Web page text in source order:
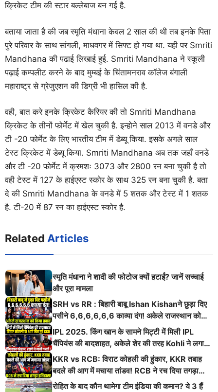
क्रिकेट टीम की स्टार बल्लेबाज बन गई है.
बताया जाता है की जब स्मृति मंधाना केवल 2 साल की थी तब इनके पिता
पुरे परिवार के साथ सांगली, माधवगर में सिफ्ट हो गया था. यही पर Smriti
Mandhana की पढाई लिखाई हुई. Smriti Mandhana ने स्कूली
पढ़ाई कम्पलीट करने के बाद मुम्बई के चिंतामनराव कॉलेज बंगाली
महाराष्ट्र से ग्रेजुएशन की डिग्री भी हासिल की है.
वही, बात करे इनके क्रिकेट कैरियर की तो Smriti Mandhana
क्रिकेट के तीनों फोर्मेट में खेल चुकी है. इन्होने साल 2013 में वनडे और
टी -20 फोर्मेट के लिए भारतीय टीम में डेब्यू किया. इसके अगले साल
टेस्ट क्रिकेट में डेब्यू किया. Smriti Mandhana अब तक जहाँ वनडे
और टी -20 फोर्मेट में क्रमशः 3073 और 2800 रन बना चुकी है तो
वही टेस्ट में 127 के हाईएस्ट स्कोर के साथ 325 रन बना चुकी है. बता
दे की Smriti Mandhana के वनडे में 5 शतक और टेस्ट में 1 शतक
है. टी-20 में 87 रन का हाईएस्ट स्कोर है.
Related Articles
स्मृति मंधाना ने शादी की फोटोज क्यों हटाईं? जानें सच्चाई
और पूरा मामला
SRH vs RR : बिहारी बाबू Ishan Kishanने छुड़ा दिए
पसीने 6,6,6,6,6,6 काव्या दंग! अकेले राजस्थान को
किया तबाह!
IPL 2025. किंग खान के सामने मिट्टी में मिली IPL
चैंपियंस की बादशाहत, अकेले शेर की तरह Kohli ने लगाई
ऐसी दहाड़
KKR vs RCB: विराट कोहली की हुंकार, KKR तबाह
बदले की आग में मचाया तांडव! RCB ने रच दिया तगड़ा
इतिहास
रोहित के बाद कौन थामेगा टीम इंडिया की कमान? ये 3 हैं